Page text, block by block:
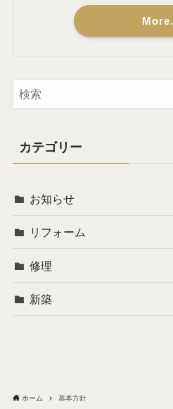
More.
カテゴリー
お知らせ
リフォーム
修理
新築
ホーム 基本方針